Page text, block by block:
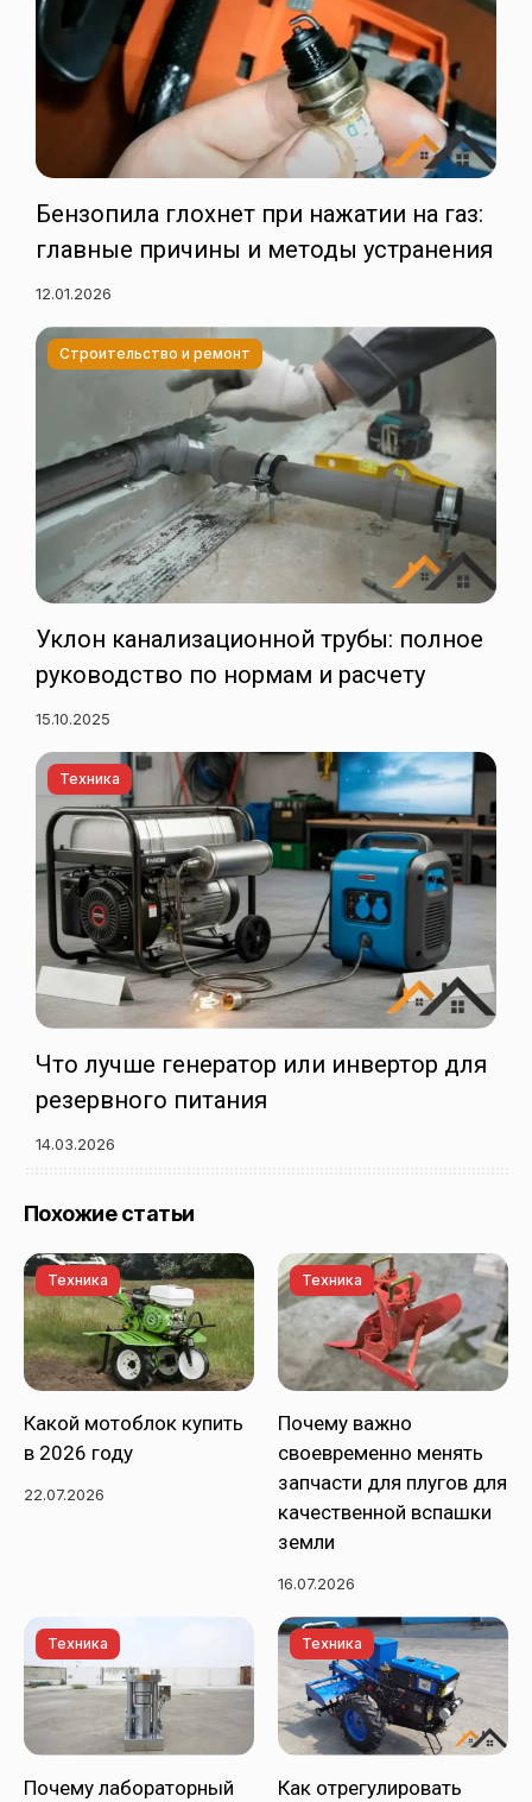
Бензопила глохнет при нажатии на газ:
главные причины и методы устранения
12.01.2026
Строительство и ремонт
Уклон канализационной трубы: полное
руководство по нормам и расчету
15.10.2025
Техника
Что лучше генератор или инвертор для
резервного питания
14.03.2026
Похожие статьи
Техника
Какой мотоблок купить
в 2026 году
22.07.2026
Техника
Почему важно
своевременно менять
запчасти для плугов для
качественной вспашки
земли
16.07.2026
Техника
Почему лабораторный
Техника
Как отрегулировать